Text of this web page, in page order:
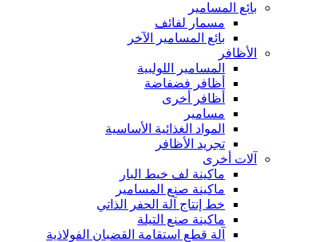
بائع المسامير
مسمار لفائف
بائع المسامير الآخر
الأظافر
المسامير اللولبية
أظافر فضفاضة
أظافر أخرى
مسامير
المواد الغذائية الأساسية
تجريد الأظافر
آلات أخرى
ماكينة لف خيط البار
ماكينة صنع المسامير
خط إنتاج آلة الحفر الذاتي
ماكينة صنع التيلة
آلة قطع استقامة القضبان الفولاذية